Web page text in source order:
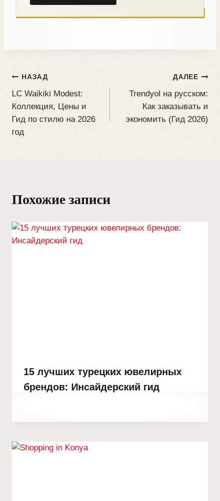
НАЗАД
LC Waikiki Modest:
Коллекция, Цены и
Гид по стилю на 2026
год
ДАЛЕЕ
Trendyol на русском:
Как заказывать и
экономить (Гид 2026)
Похожие записи
15 лучших турецких ювелирных
брендов: Инсайдерский гид